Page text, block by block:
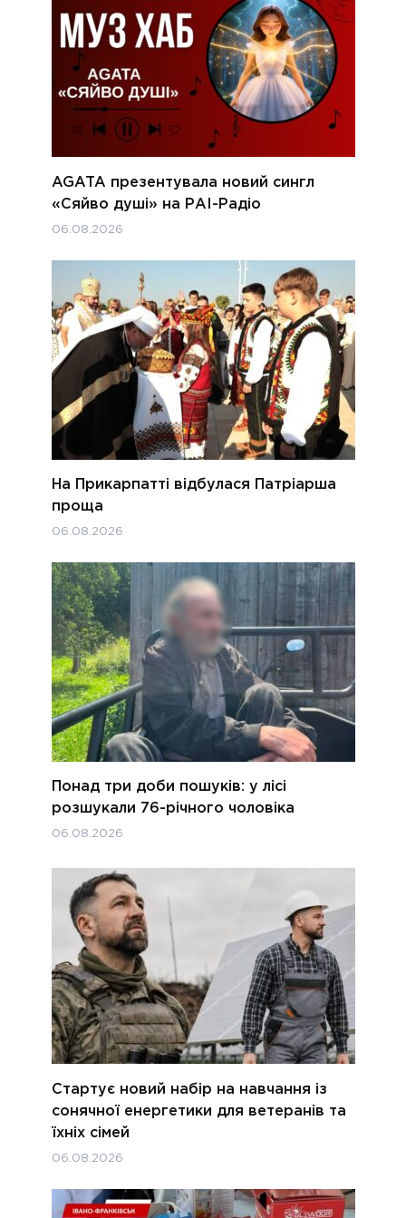
AGATA презентувала новий сингл
«Сяйво душі» на РАІ-Радіо
06.08.2026
На Прикарпатті відбулася Патріарша
проща
06.08.2026
Понад три доби пошуків: у лісі
розшукали 76-річного чоловіка
06.08.2026
Стартує новий набір на навчання із
сонячної енергетики для ветеранів та
їхніх сімей
06.08.2026